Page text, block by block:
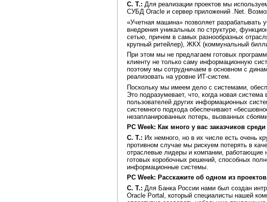
С. Т.: Для реализации проектов мы
СУБД Oracle и сервер приложений .Net.
«Учетная машина» позволяет
внедрения уникальных по структуре,
сетью, причем в самых разнообразных
крупный ритейлер), ЖКХ (коммунальный
При этом мы не предлагаем готовых
клиенту не только саму информационную
поэтому мы сотрудничаем в основном с
реализовать на уровне ИТ-систем.
Поскольку мы имеем дело с системами,
Это подразумевает, что, когда новая
пользователей других информационных
системного подхода обеспечивают
незапланированных потерь, вызванных
PC Week: Как много у вас заказчиков
С. Т.: Их немного, но в их числе есть очень
противном случае мы рискуем потерять в
отраслевые лидеры и компании, работающие
готовых коробочных решений, способных
информационные системы.
PC Week: Расскажите об одном из
С. Т.: Для Банка России нами был создан
Oracle Portal, который специалисты нашей